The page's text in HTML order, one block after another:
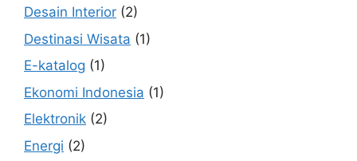
Desain Interior (2)
Destinasi Wisata (1)
E-katalog (1)
Ekonomi Indonesia (1)
Elektronik (2)
Energi (2)